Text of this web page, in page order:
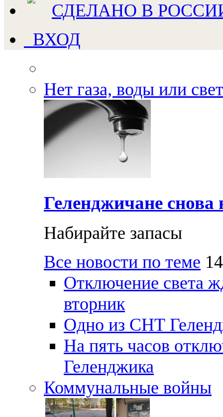
СДЕЛАНО В
ВХОД
Нет газа, воды или
Геленджичане снова
Набирайте запасы
Все новости по теме
Отключение света
вторник
Одно из СНТ
На пять часов
Геленджика
Коммунальные войны